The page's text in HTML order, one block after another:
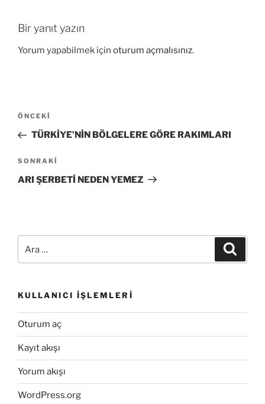
Bir yanıt yazın
Yorum yapabilmek için oturum açmalısınız.
Yazı
gezinmesi
Önceki
Yazı
ÖNCEKI
TÜRKİYE’NİN BÖLGELERE GÖRE RAKIMLARI
Sonraki
Yazı
SONRAKI
ARI ŞERBETİ NEDEN YEMEZ
KULLANICI İŞLEMLERI
Oturum aç
Kayıt akışı
Yorum akışı
WordPress.org